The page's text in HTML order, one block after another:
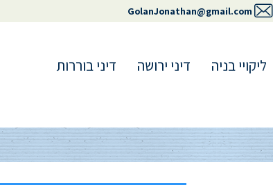
GolanJonathan@gmail.com
ליקויי בניה דיני ירושה
דיני בוררות